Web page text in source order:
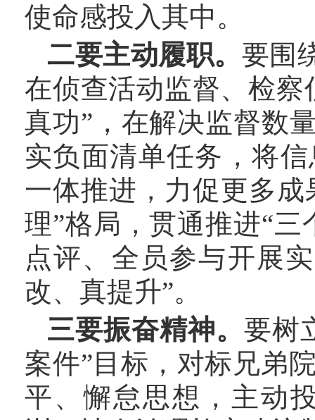
使命感投入其中。
二要主动履职。 要围
在侦查活动监督、检
真功”，在解决监督数
实负面清单任务，将
一体推进，力促更多成
理”格局，贯通推进“
点评、全员参与开展
改、真提升”。
三要振奋精神。要树
案件”目标，对标兄弟
平、懈怠思想，主动